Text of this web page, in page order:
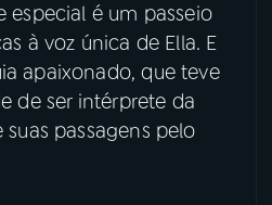
especial é um passeio
à voz única de Ella. E
apaixonado, que teve
de ser intérprete da
passagens pelo